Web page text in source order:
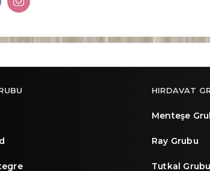
HIRDAVAT
Menteşe
Ray Grubu
Tutkal Grubu